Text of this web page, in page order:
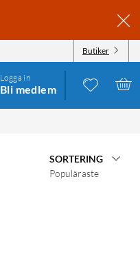
Butiker
Logga in
Bli medlem
SORTERING
Populäraste